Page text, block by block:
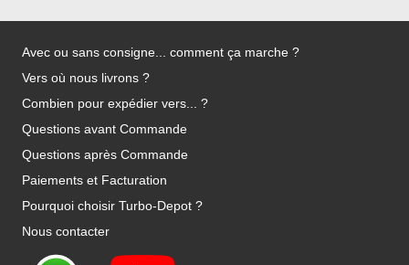
Avec ou sans consigne... comment ça marche ?
Vers où nous livrons ?
Combien pour expédier vers... ?
Questions avant Commande
Questions après Commande
Paiements et Facturation
Pourquoi choisir Turbo-Depot ?
Nous contacter